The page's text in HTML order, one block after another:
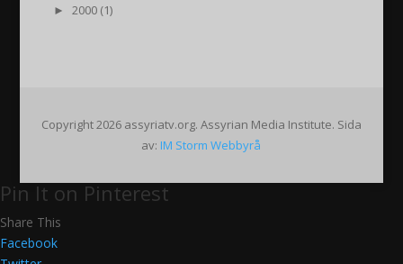
►
2000 (1)
Copyright 2026 assyriatv.org. Assyrian Media Institute. Sida
av: IM Storm Webbyrå
Pin It on Pinterest
Share This
Facebook